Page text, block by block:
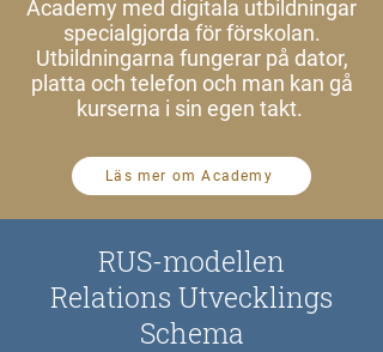
Academy med digitala utbildningar
specialgjorda för förskolan.
Utbildningarna fungerar på dator,
platta och telefon och man kan gå
kurserna i sin egen takt.
Läs mer om Academy
RUS-modellen
Relations Utvecklings
Schema